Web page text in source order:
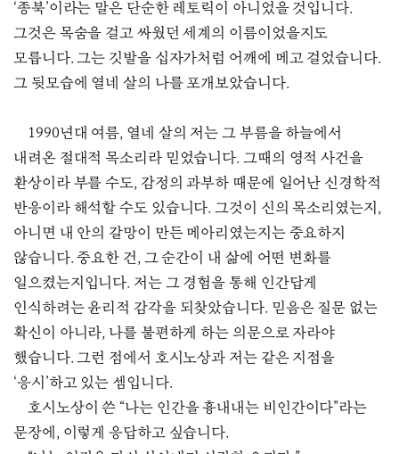
‘종북’이라는 말은 단순한 레토릭이 아니었을 것입니다.
그것은 목숨을 걸고 싸웠던 세계의 이름이었을지도
모릅니다. 그는 깃발을 십자가처럼 어깨에 메고 걸었습니다.
그 뒷모습에 열네 살의 나를 포개보았습니다.
1990년대 여름, 열네 살의 저는 그 부름을 하늘에서
내려온 절대적 목소리라 믿었습니다. 그때의 영적 사건을
환상이라 부를 수도, 감정의 과부하 때문에 일어난 신경학적
반응이라 해석할 수도 있습니다. 그것이 신의 목소리였는지,
아니면 내 안의 갈망이 만든 메아리였는지는 중요하지
않습니다. 중요한 건, 그 순간이 내 삶에 어떤 변화를
일으켰는지입니다. 저는 그 경험을 통해 인간답게
인식하려는 윤리적 감각을 되찾았습니다. 믿음은 질문 없는
확신이 아니라, 나를 불편하게 하는 의문으로 자라야
했습니다. 그런 점에서 호시노상과 저는 같은 지점을
‘응시’하고 있는 셈입니다.
호시노상이 쓴 “나는 인간을 흉내내는 비인간이다”라는
문장에, 이렇게 응답하고 싶습니다.